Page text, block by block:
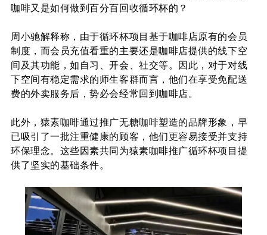
咖啡又是如何做到百分百回收循环杯的？
周小驰解释称， 由于循环杯项目基于咖啡店原有的会员
制度，而会员充值看重的主要还是咖啡店提供的线下空
间及其功能，如自习、开会、社交等。因此，对于对线
下空间有稳定需求的师生客群而言，他们在享受免配送
费的外卖服务后，势必会经常回到咖啡店。
此外，猿素咖啡通过推广无糖咖啡塑造的品牌形象，早
已吸引了一批注重健康的顾客，他们更容易接受并支持
环保理念。这些因素共同为猿素咖啡推广循环杯项目提
供了坚实的基础条件。